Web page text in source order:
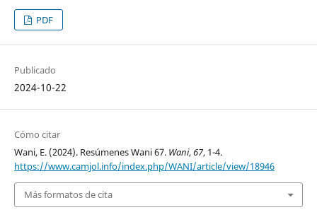
PDF
Publicado
2024-10-22
Cómo citar
Wani, E. (2024). Resúmenes Wani 67. Wani,67, 1-4.
https://www.camjol.info/index.php/WANI/article/view/18946
Más formatos de cita